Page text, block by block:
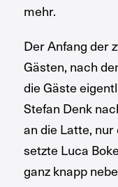
mehr.
Der Anfang der
Gästen, nach
die Gäste
Stefan Denk
an die Latte,
setzte Luca
ganz knapp